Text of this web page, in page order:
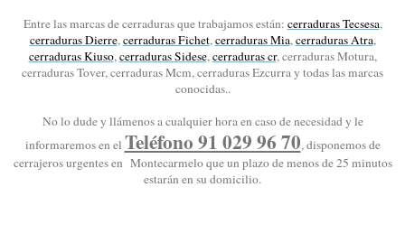
Entre las marcas de cerraduras que trabajamos están: cerraduras Tecsesa,
cerraduras Dierre, cerraduras Fichet, cerraduras Mia, cerraduras Atra,
cerraduras Kiuso, cerraduras Sidese, cerraduras cr, cerraduras Motura,
cerraduras Tover, cerraduras Mcm, cerraduras Ezcurra y todas las marcas
conocidas..
No lo dude y llámenos a cualquier hora en caso de necesidad y le
informaremos en el Teléfono 91 029 96 70, disponemos de
cerrajeros urgentes en Montecarmelo que un plazo de menos de 25 minutos
estarán en su domicilio.